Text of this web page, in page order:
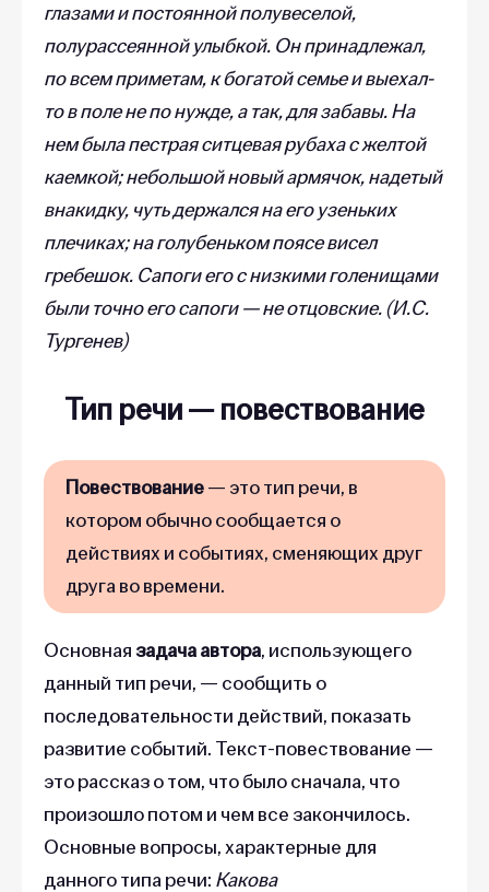
глазами и постоянной полувеселой,
полурассеянной улыбкой. Он принадлежал,
по всем приметам, к богатой семье и выехал-
то в поле не по нужде, а так, для забавы. На
нем была пестрая ситцевая рубаха с желтой
каемкой; небольшой новый армячок, надетый
внакидку, чуть держался на его узеньких
плечиках; на голубеньком поясе висел
гребешок. Сапоги его с низкими голенищами
были точно его сапоги — не отцовские. (И.С.
Тургенев)
Тип речи—повествование
Повествование— это тип речи, в
котором обычно сообщается о
действиях и событиях, сменяющих друг
друга во времени.
Основнаязадача автора, использующего
данный тип речи, — сообщить о
последовательности действий, показать
развитие событий. Текст-повествование —
это рассказ о том, что было сначала, что
произошло потом и чем все закончилось.
Основные вопросы, характерные для
данного типа речи: Какова